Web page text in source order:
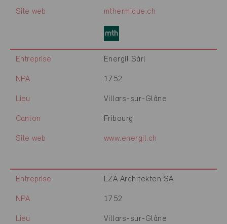
Site web mthermique.ch
Entreprise Energil Sàrl
NPA 1752
Lieu Villars-sur-Glâne
Canton Fribourg
Site web www.energil.ch
Entreprise LZA Architekten SA
NPA 1752
Lieu Villars-sur-Glâne